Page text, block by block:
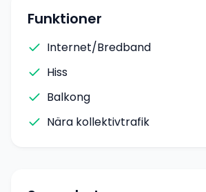
Funktioner
Internet/Bredband
Hiss
Balkong
Nära kollektivtrafik